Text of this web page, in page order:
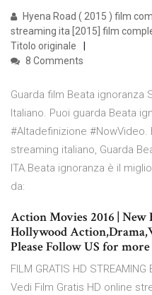
Hyena Road ( 2015 ) film
streaming ita [2015] film
Titolo originale
8 Comments
Guarda film Beata ignoranza
Italiano. Puoi guarda Beata
#Altadefinizione
streaming italiano, Guarda
ITA.Beata ignoranza è il
da:
Action Movies 2016 |
Hollywood
Please Follow US for
FILM GRATIS HD STREAMING
Vedi Film Gratis HD online